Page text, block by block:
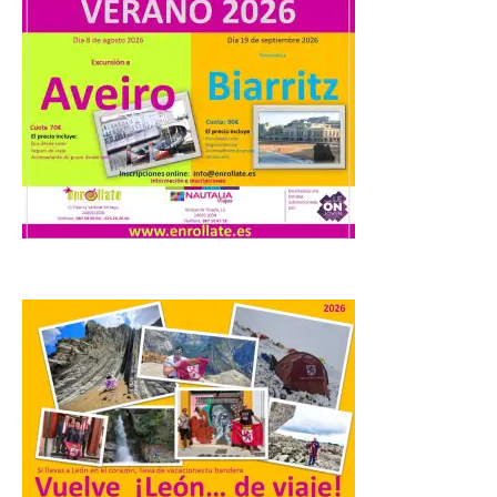
Turismo de Extremadura
impulsa nuevas
iniciativas relacionadas
con el trío de eclipses para
afianzar a Extremadura
como referente en
astroturismo
8 Ago 2026
uno de los cielos
estrellados con menor
contaminación lumínica
de Europa, un recurso
natural que permite disfrutar de
actividades de astroturismo durante todo
el año. La Dirección General de Turismo
ha puesto en marcha diversas iniciativas
relacionadas […]